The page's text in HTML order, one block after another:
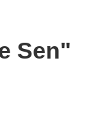
Sen"